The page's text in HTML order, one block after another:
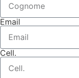
Email
Cell.